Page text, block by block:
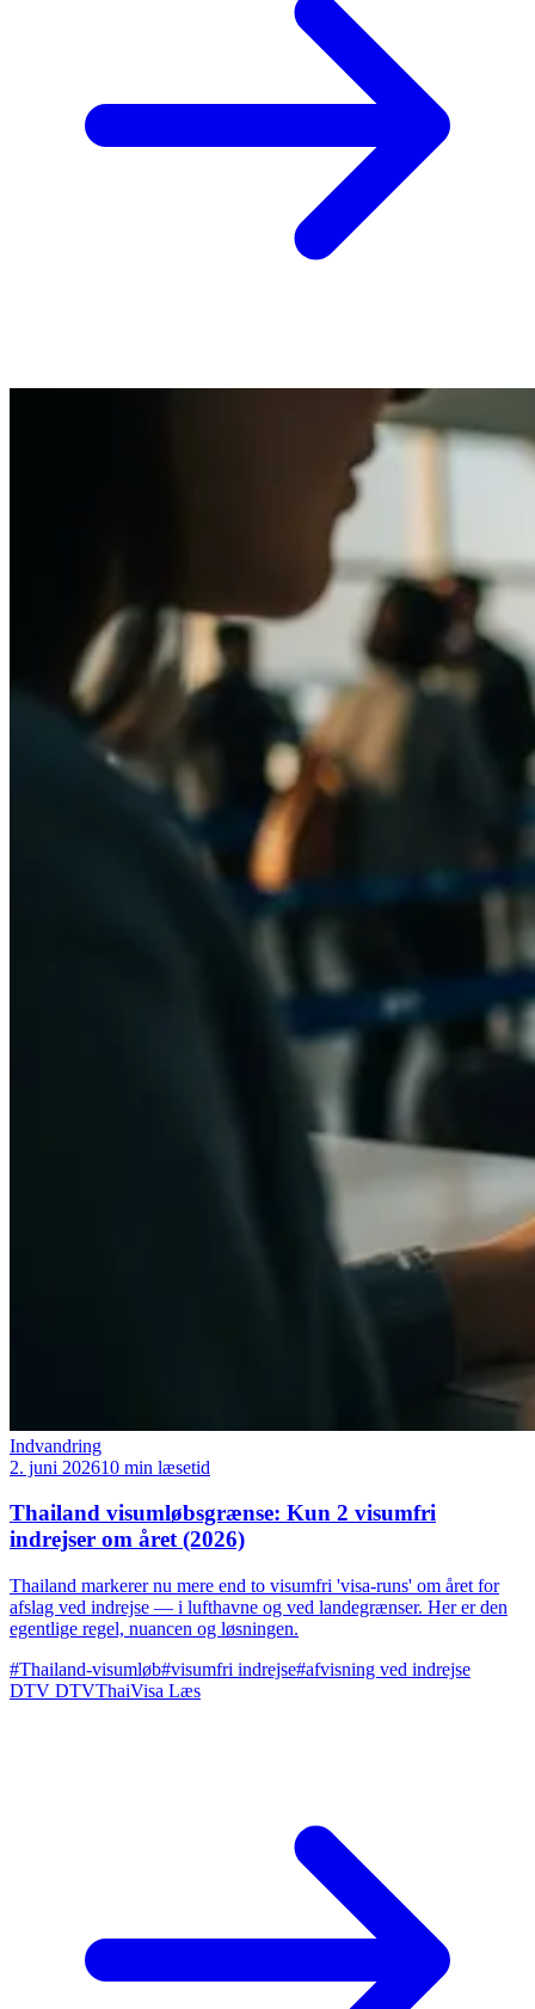
Indvandring
2. juni 202610 min læsetid
Thailand visumløbsgrænse: Kun 2 visumfri
indrejser om året (2026)
Thailand markerer nu mere end to visumfri 'visa-runs' om året for
afslag ved indrejse — i lufthavne og ved landegrænser. Her er den
egentlige regel, nuancen og løsningen.
#Thailand-visumløb#visumfri indrejse#afvisning ved indrejse
DTV DTVThaiVisa Læs